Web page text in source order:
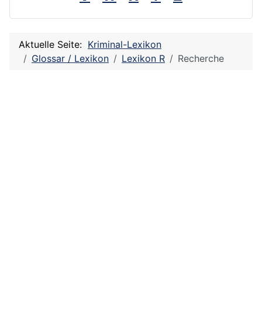
Aktuelle Seite: Kriminal-Lexikon
Glossar / Lexikon
Lexikon R Recherche